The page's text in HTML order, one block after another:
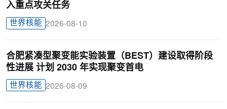
入重点攻关任务
世界核能 2026-08-10
合肥紧凑型聚变能实验装置（BEST）建设取得阶段
性进展 计划 2030 年实现聚变首电
世界核能 2026-08-09